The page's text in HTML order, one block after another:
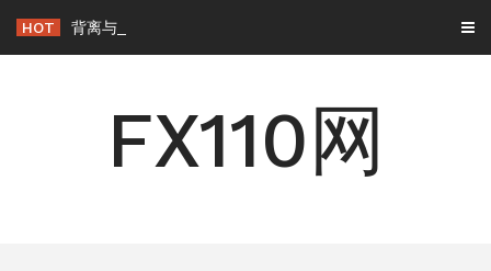
content
HOT 背离与背驰：一字之差，交易逻辑天壤之别
FX110网